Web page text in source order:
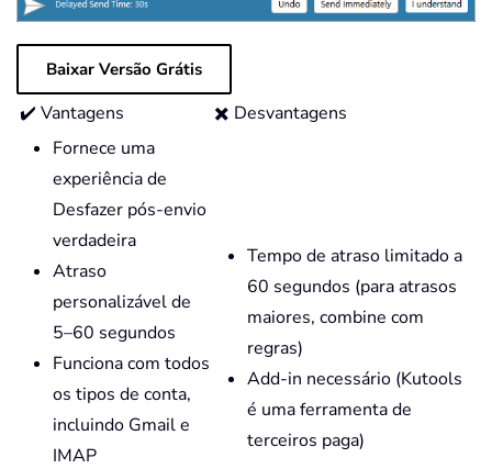
Baixar Versão Grátis
✔️ Vantagens
✖️ Desvantagens
Fornece uma
experiência de
Desfazer pós-envio
verdadeira
Atraso
personalizável de
5–60 segundos
Funciona com todos
os tipos de conta,
incluindo Gmail e
IMAP
Tempo de atraso limitado a
60 segundos (para atrasos
maiores, combine com
regras)
Add-in necessário (Kutools
é uma ferramenta de
terceiros paga)